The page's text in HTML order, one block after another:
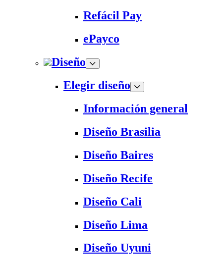
Refácil Pay
ePayco
Diseño
Elegir diseño
Información general
Diseño Brasilia
Diseño Baires
Diseño Recife
Diseño Cali
Diseño Lima
Diseño Uyuni